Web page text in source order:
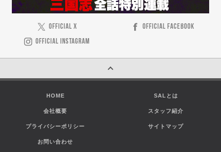
OFFICIAL X
OFFICIAL FACEBOOK
OFFICIAL INSTAGRAM
HOME SALとは
会社概要 スタッフ紹介
プライバシーポリシー サイトマップ
お問い合わせ